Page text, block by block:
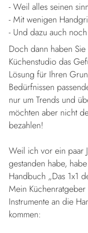
- Weil alles seinen
- Mit wenigen
- Und dazu auch
Doch dann haben
Küchenstudio das
Lösung für Ihren
Bedürfnissen
nur um Trends und
möchten aber nicht
bezahlen!
Weil ich vor ein paar
gestanden habe,
Handbuch „Das 1x1
Mein
Instrumente an die
kommen: